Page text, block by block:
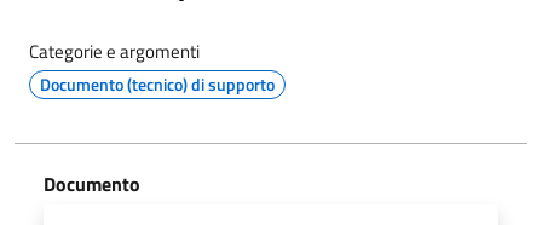
Categorie e argomenti
Documento (tecnico) di supporto
Documento